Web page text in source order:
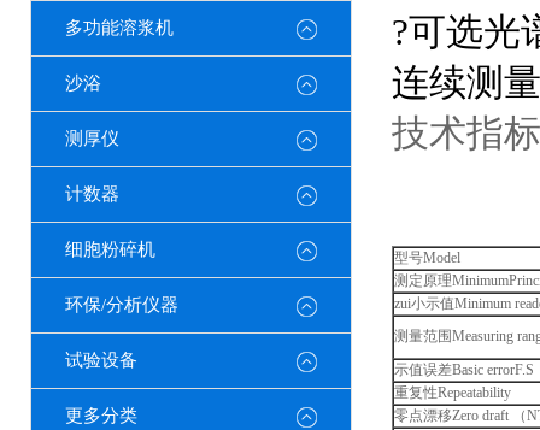
多功能溶浆机
沙浴
测厚仪
计数器
细胞粉碎机
环保/分析仪器
试验设备
更多分类
?可选光
连续测
技术指
型号Model
测定原理
zui小示值Minimum
测量范围Measuring
示值误差Basic errorF.S
重复性Repeatability
零点漂移Zero draft （